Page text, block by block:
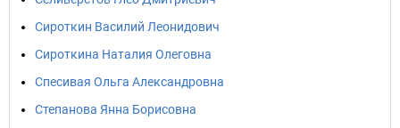
Сироткин Василий Леонидович
Сироткина Наталия Олеговна
Спесивая Ольга Александровна
Степанова Янна Борисовна